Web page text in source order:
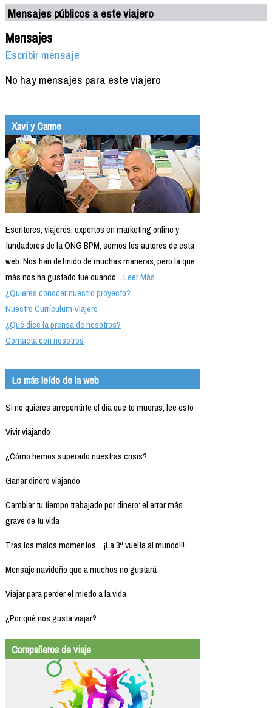
Mensajes públicos a este viajero
Mensajes
Escribir mensaje
No hay mensajes para este viajero
Xavi y Carme
Escritores, viajeros, expertos en marketing online y
fundadores de la ONG BPM, somos los autores de esta
web. Nos han definido de muchas maneras, pero la que
más nos ha gustado fue cuando...Leer Más
¿Quieres conocer nuestro proyecto?
Nuestro Currículum Viajero
¿Qué dice la prensa de nosotros?
Contacta con nosotros
Lo más leído de la web
Si no quieres arrepentirte el día que te mueras, lee esto
Vivir viajando
¿Cómo hemos superado nuestras crisis?
Ganar dinero viajando
Cambiar tu tiempo trabajado por dinero: el error más
grave de tu vida
Tras los malos momentos... ¡La 3ª vuelta al mundo!!!
Mensaje navideño que a muchos no gustará
Viajar para perder el miedo a la vida
¿Por qué nos gusta viajar?
Compañeros de viaje